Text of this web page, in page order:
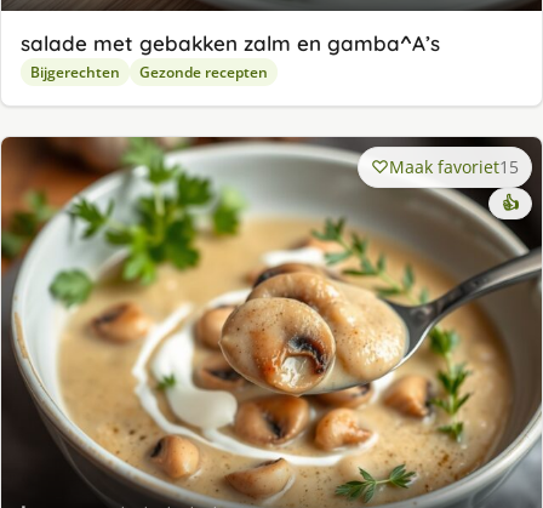
salade met gebakken zalm en gamba^A’s
Bijgerechten Gezonde recepten
Maak favoriet15
👍